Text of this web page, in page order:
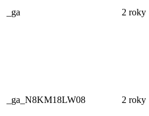
_ga 2 roky
_ga_N8KM18LW08 2 roky